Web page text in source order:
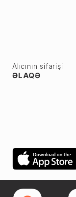
Alıcının sifarişi
ƏLAQƏ